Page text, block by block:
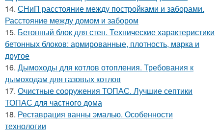
14. СНиП расстояние между постройками и заборами.
Расстояние между домом и забором
15. Бетонный блок для стен. Технические характеристики
бетонных блоков: армированные, плотность, марка и
другое
16. Дымоходы для котлов отопления. Требования к
дымоходам для газовых котлов
17. Очистные сооружения ТОПАС. Лучшие септики
ТОПАС для частного дома
18. Реставрация ванны эмалью. Особенности
технологии